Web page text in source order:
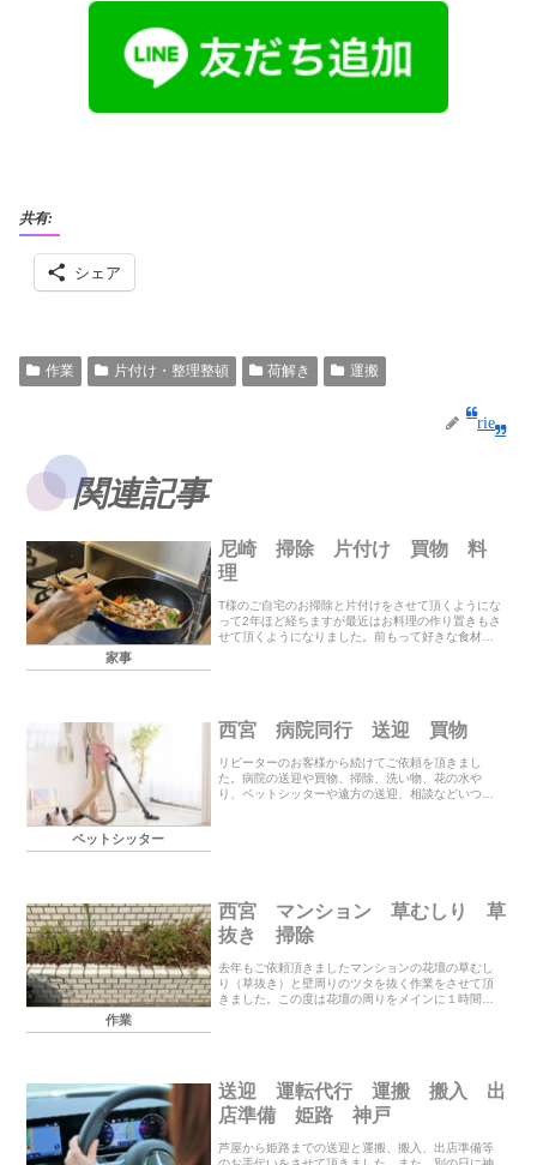
共有:
シェア
作業 片付け・整理整頓 荷解き 運搬
rie
関連記事
家事
尼崎 掃除 片付け 買物 料
理
T様のご自宅のお掃除と片付けをさせて頂くようにな
って2年ほど経ちますが最近はお料理の作り置きもさ
せて頂くようになりました。前もって好きな食材を
ペットシッター
西宮 病院同行 送迎 買物
リピーターのお客様から続けてご依頼を頂きまし
た。病院の送迎や買物、掃除、洗い物、花の水や
り、ペットシッターや遠方の送迎、相談などいつも
作業
西宮 マンション 草むしり 草
抜き 掃除
去年もご依頼頂きましたマンションの花壇の草むし
り（草抜き）と壁周りのツタを抜く作業をさせて頂
きました。この度は花壇の周りをメインに１時間で
送迎 運転代行 運搬 搬入 出
店準備 姫路 神戸
芦屋から姫路までの送迎と運搬、搬入、出店準備等